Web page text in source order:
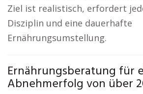
Ziel ist realistisch, erfordert
Disziplin und eine dauerhafte
Ernährungsumstellung.
Ernährungsberatung für
Abnehmerfolg von über